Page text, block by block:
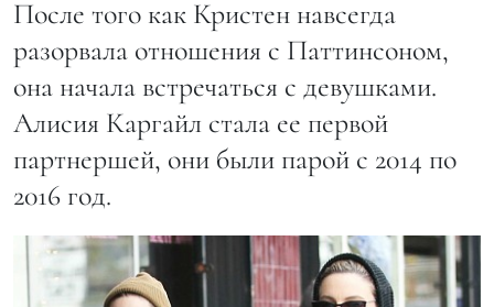
После того как Кристен навсегда
разорвала отношения с Паттинсоном,
она начала встречаться с девушками.
Алисия Каргайл стала ее первой
партнершей, они были парой с 2014 по
2016 год.